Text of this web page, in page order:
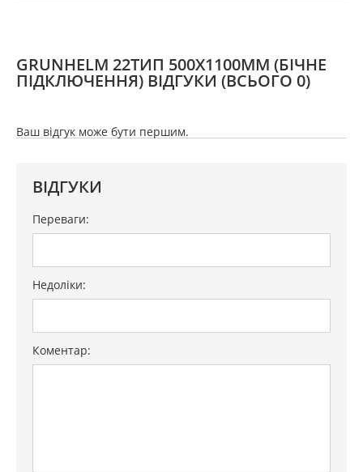
GRUNHELM 22ТИП 500X1100ММ (БІЧНЕ
ПІДКЛЮЧЕННЯ) ВІДГУКИ (ВСЬОГО 0)
Ваш відгук може бути першим.
ВІДГУКИ
Переваги:
Недоліки:
Коментар: